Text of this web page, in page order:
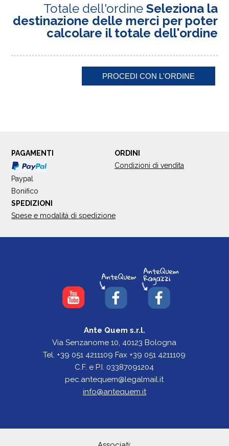
Totale dell'ordine Seleziona la
destinazione delle merci per poter
calcolare il totale dell'ordine
PAGAMENTI
Paypal
Bonifico
ORDINI
Condizioni di vendita
SPEDIZIONI
Spese e modalità di spedizione
Ante Quem s.r.l.
Via Senzanome 10, 40123 Bologna
Tel. +39 051 4211109 Fax +39 051 4211109
C.F. e P.I. 03387091204
pec.antequem@legalmail.it
info@antequem.it